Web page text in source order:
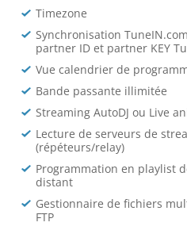
Timezone
Synchronisation
partner ID et partner KEY
Vue calendrier de
Bande passante illimitée
Streaming AutoDJ ou Live
Lecture de serveurs de
(répéteurs/relay)
Programmation en playlist
distant
Gestionnaire de fichiers
FTP